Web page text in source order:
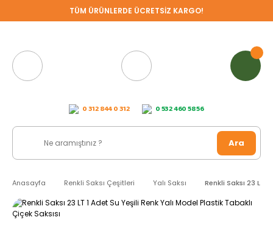
TÜM ÜRÜNLERDE ÜCRETSİZ KARGO!
0 312 844 0 312 0 532 460 58 56
Ara
Anasayfa Renkli Saksı Çeşitleri Yalı Saksı Renkli Saksı 23 LT